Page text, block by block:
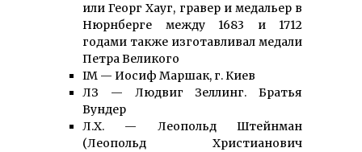
или Георг Хауг, гравер и медальер в
Нюрнберге между 1683 и 1712
годами также изготавливал медали
Петра Великого
IM — Иосиф Маршак, г. Киев
ЛЗ — Людвиг Зеллинг. Братья
Вундер
Л.Х. — Леопольд Штейнман
(Леопольд Христианович